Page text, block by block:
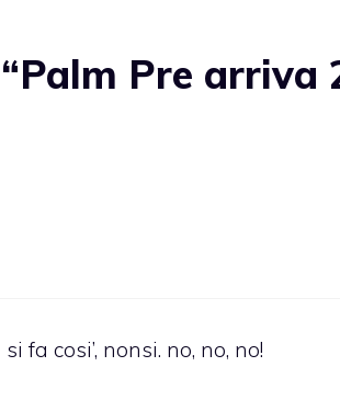
Pre
fa cosi’, nonsi. no, no, no!